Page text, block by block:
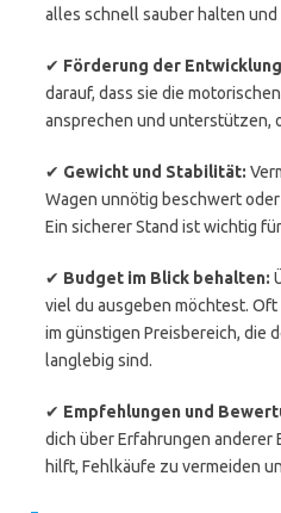
alles schnell sauber halten
✔ Förderung der
darauf, dass sie die
ansprechen und unterstützen,
✔ Gewicht und Stabilität:
Wagen unnötig beschwert
Ein sicherer Stand ist wichtig
✔ Budget im Blick behalten:
viel du ausgeben möchtest.
im günstigen Preisbereich, die
langlebig sind.
✔ Empfehlungen und
dich über Erfahrungen anderer
hilft, Fehlkäufe zu vermeiden